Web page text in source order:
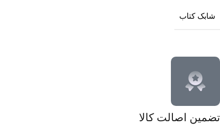
شابک کتاب
تضمین اصالت کالا